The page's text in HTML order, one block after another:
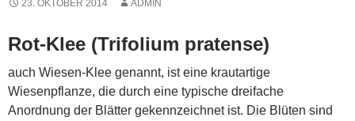
23. OKTOBER 2014 ADMIN
Rot-Klee (Trifolium pratense)
auch Wiesen-Klee genannt, ist eine krautartige
Wiesenpflanze, die durch eine typische dreifache
Anordnung der Blätter gekennzeichnet ist. Die Blüten sind